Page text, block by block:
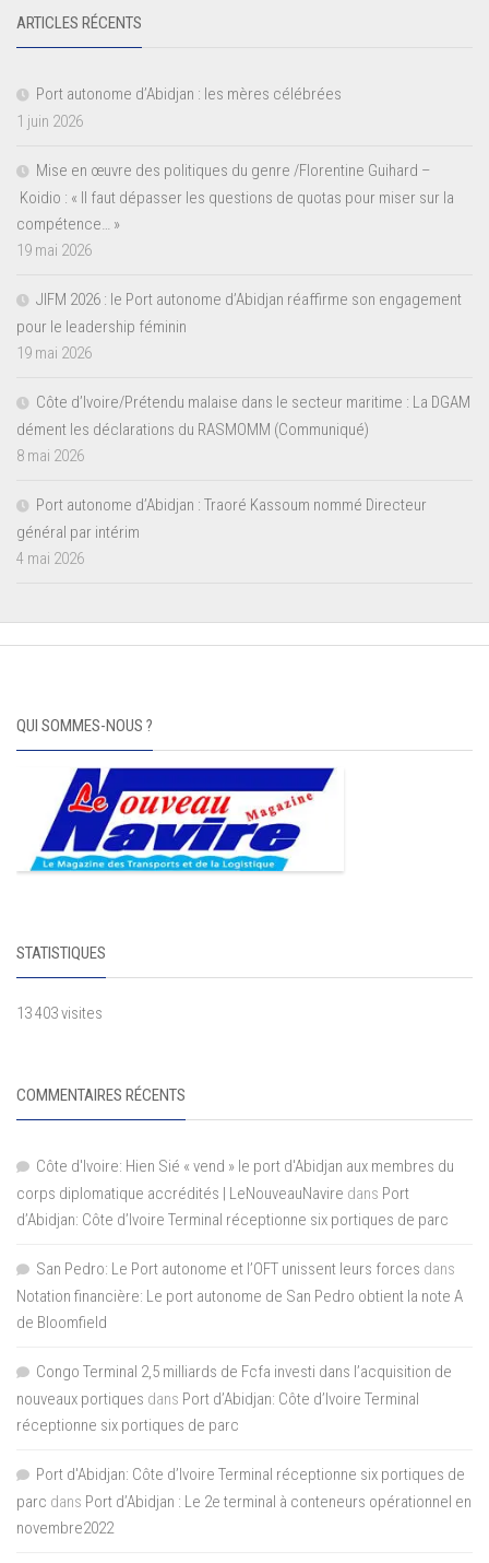
ARTICLES RÉCENTS
Port autonome d’Abidjan : les mères célébrées
1 juin 2026
Mise en œuvre des politiques du genre /Florentine Guihard –
Koidio : « Il faut dépasser les questions de quotas pour miser sur la
compétence… »
19 mai 2026
JIFM 2026 : le Port autonome d’Abidjan réaffirme son engagement
pour le leadership féminin
19 mai 2026
Côte d’Ivoire/Prétendu malaise dans le secteur maritime : La DGAM
dément les déclarations du RASMOMM (Communiqué)
8 mai 2026
Port autonome d’Abidjan : Traoré Kassoum nommé Directeur
général par intérim
4 mai 2026
QUI SOMMES-NOUS ?
STATISTIQUES
13 403 visites
COMMENTAIRES RÉCENTS
Côte d'Ivoire: Hien Sié « vend » le port d'Abidjan aux membres du
corps diplomatique accrédités | LeNouveauNavire dans Port
d’Abidjan: Côte d’Ivoire Terminal réceptionne six portiques de parc
San Pedro: Le Port autonome et l’OFT unissent leurs forces dans
Notation financière: Le port autonome de San Pedro obtient la note A
de Bloomfield
Congo Terminal 2,5 milliards de Fcfa investi dans l’acquisition de
nouveaux portiques dans Port d’Abidjan: Côte d’Ivoire Terminal
réceptionne six portiques de parc
Port d'Abidjan: Côte d’Ivoire Terminal réceptionne six portiques de
parc dans Port d’Abidjan : Le 2e terminal à conteneurs opérationnel en
novembre2022